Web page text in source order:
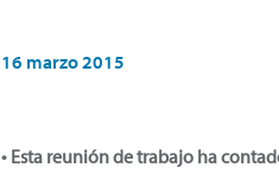
16 marzo 2015
• Esta reunión de trabajo ha